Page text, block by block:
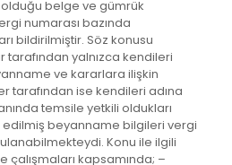
belge ve gümrük
numarası bazında
bildirilmiştir. Söz konusu
yalnızca kendileri
ve kararlara ilişkin
tarafından ise kendileri adına
temsile yetkili oldukları
edilmiş beyanname bilgileri vergi
Konu ile ilgili
çalışmaları kapsamında; –